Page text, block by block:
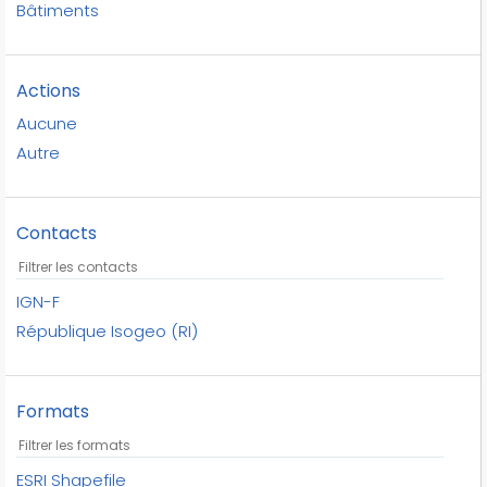
république isogeo
sports de montagne
toponymes
toponymie
Bâtiments
Actions
Aucune
Autre
Contacts
IGN-F
République Isogeo (RI)
Formats
ESRI Shapefile